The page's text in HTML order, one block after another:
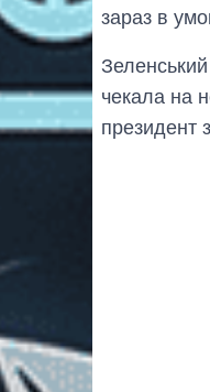
зараз в
чекала на
президент